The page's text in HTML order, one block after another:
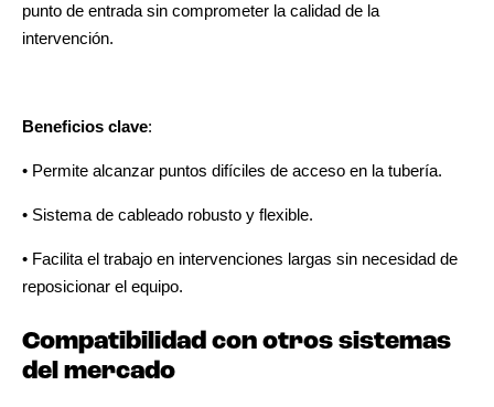
punto de entrada sin comprometer la calidad de la
intervención.
Beneficios clave:
• Permite alcanzar puntos difíciles de acceso en la tubería.
• Sistema de cableado robusto y flexible.
• Facilita el trabajo en intervenciones largas sin necesidad de
reposicionar el equipo.
Compatibilidad con otros sistemas
del mercado